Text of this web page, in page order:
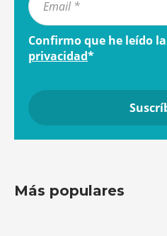
Confirmo que he leído la
privacidad*
Más populares